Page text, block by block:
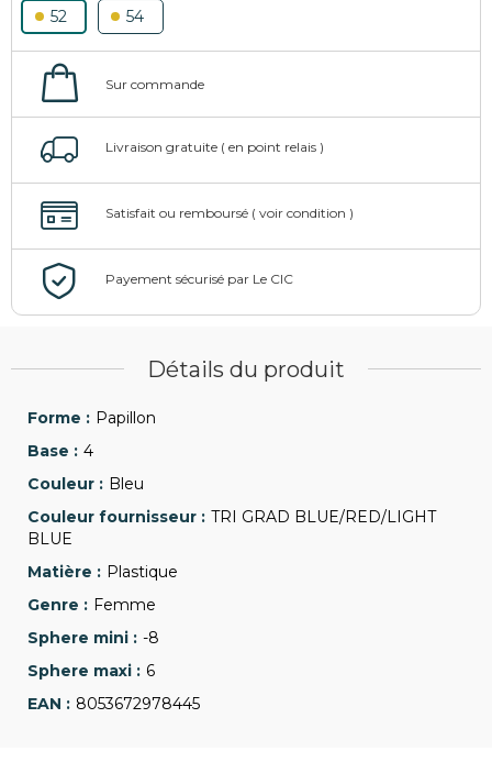
52 54
Détails du produit
Papillon
4
Bleu
TRI GRAD BLUE/RED/LIGHT
BLUE
Plastique
Femme
-8
6
8053672978445